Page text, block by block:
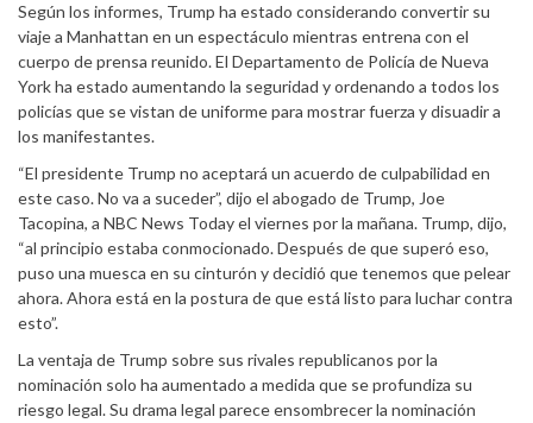
Según los informes, Trump ha estado considerando convertir su
viaje a Manhattan en un espectáculo mientras entrena con el
cuerpo de prensa reunido. El Departamento de Policía de Nueva
York ha estado aumentando la seguridad y ordenando a todos los
policías que se vistan de uniforme para mostrar fuerza y ​​disuadir a
los manifestantes.
“El presidente Trump no aceptará un acuerdo de culpabilidad en
este caso. No va a suceder”, dijo el abogado de Trump, Joe
Tacopina, a NBC News Today el viernes por la mañana. Trump, dijo,
“al principio estaba conmocionado. Después de que superó eso,
puso una muesca en su cinturón y decidió que tenemos que pelear
ahora. Ahora está en la postura de que está listo para luchar contra
esto”.
La ventaja de Trump sobre sus rivales republicanos por la
nominación solo ha aumentado a medida que se profundiza su
riesgo legal. Su drama legal parece ensombrecer la nominación